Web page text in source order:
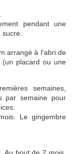
pendant une
arrangé à l'abri de
(un placard ou une
semaines,
par semaine pour
Le gingembre